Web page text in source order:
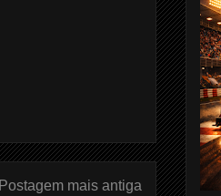
Postagem mais antiga